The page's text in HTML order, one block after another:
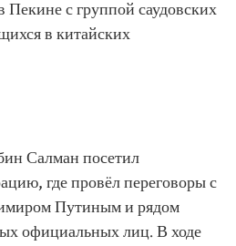
Пекине с группой саудовских
в китайских
Салман посетил
где провёл переговоры с
Путиным и рядом
официальных лиц. В ходе